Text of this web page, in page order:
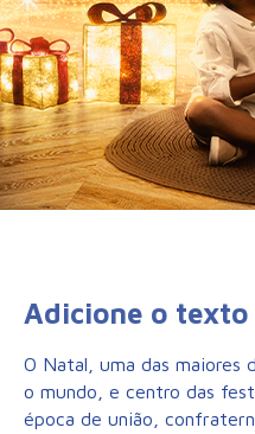
Adicione o
O Natal, uma das maiores
o mundo, e centro das
época de união,